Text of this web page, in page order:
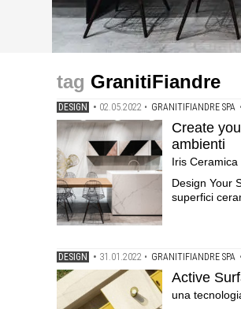
presenta la tecnologia per
Ceramica Group dalle proprietà
per la gestione degli impianti
GranitiFiandre
DESIGN • 02.05.2022 • GRANITIFIANDRE SPA •
Create
ambienti
Iris
Design Your
superfici
DESIGN • 31.01.2022 • GRANITIFIANDRE SPA •
Active
una